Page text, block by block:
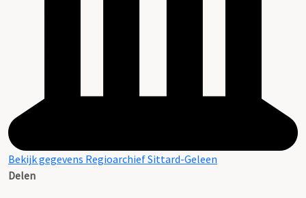
Bekijk gegevens Regioarchief Sittard-Geleen
Delen